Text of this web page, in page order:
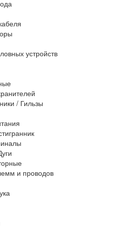
устройств
/ Гильзы
и проводов